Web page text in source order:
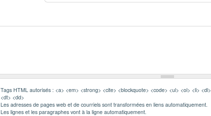
Tags HTML autorisés : <a> <em> <strong> <cite> <blockquote> <code> <ul> <ol> <li> <dl>
<dt> <dd>
Les adresses de pages web et de courriels sont transformées en liens automatiquement.
Les lignes et les paragraphes vont à la ligne automatiquement.